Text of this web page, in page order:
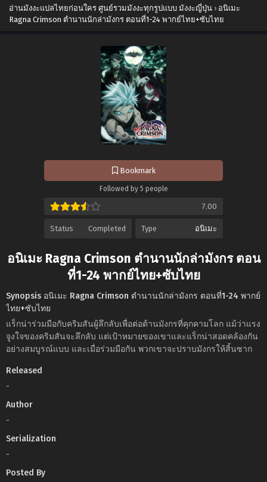
อ่านมังงะแปลไทยก่อนใคร ศูนย์รวมมังงะทุกรูปแบบ มังงะญี่ปุ่น › อนิเมะ
Ragna Crimson ตำนานนักล่ามังกร ตอนที่1-24 พากย์ไทย+ซับไทย
Bookmark
Followed by 5 people
7.00
Status Completed Type อนิเมะ
อนิเมะ Ragna Crimson ตำนานนักล่ามังกร ตอน
ที่1-24 พากย์ไทย+ซับไทย
Synopsis อนิเมะ Ragna Crimson ตำนานนักล่ามังกร ตอนที่1-24 พากย์
ไทย+ซับไทย
แร็กน่าร่วมมือกับคริมสันผู้ลึกลับเพื่อต่อต้านมังกรที่คุกคามโลก แม้ว่าแรง
จูงใจของคริมสันจะลึกลับ แต่เป้าหมายของเขาและแร็กน่าสอดคล้องกัน
อย่างสมบูรณ์แบบ และเมื่อร่วมมือกัน พวกเขาจะปราบมังกรให้สิ้นซาก
Released
-
Author
-
Serialization
-
Posted By